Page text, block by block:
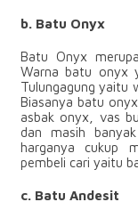
b. Batu Onyx
Batu Onyx
Warna batu onyx
Tulungagung yaitu
Biasanya batu
asbak onyx, vas
dan masih
harganya cukup
pembeli cari yaitu
c. Batu Andesit